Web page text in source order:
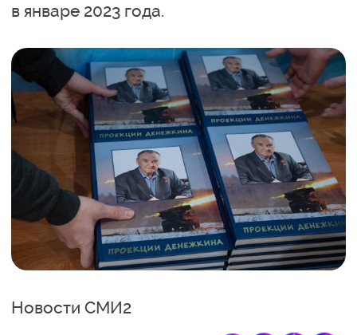
в январе 2023 года.
Новости СМИ2